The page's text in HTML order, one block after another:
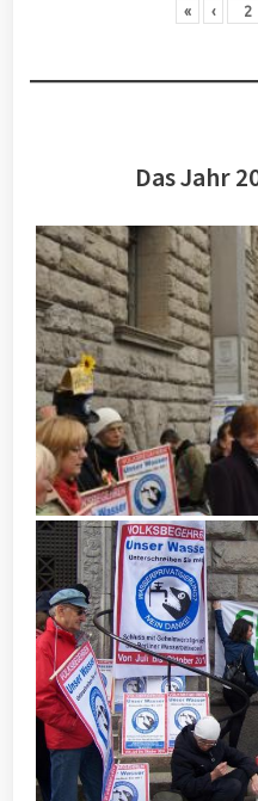
« ‹
Das Jahr